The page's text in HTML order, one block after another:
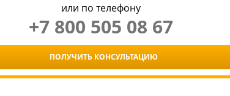
или по телефону
+7 800 505 08 67
ПОЛУЧИТЬ КОНСУЛЬТАЦИЮ